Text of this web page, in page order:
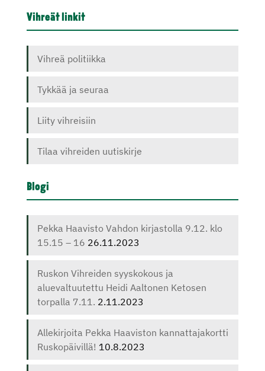
Vihreät linkit
Vihreä politiikka
Tykkää ja seuraa
Liity vihreisiin
Tilaa vihreiden uutiskirje
Blogi
Pekka Haavisto Vahdon kirjastolla 9.12. klo
15.15 – 16 26.11.2023
Ruskon Vihreiden syyskokous ja
aluevaltuutettu Heidi Aaltonen Ketosen
torpalla 7.11. 2.11.2023
Allekirjoita Pekka Haaviston kannattajakortti
Ruskopäivillä! 10.8.2023